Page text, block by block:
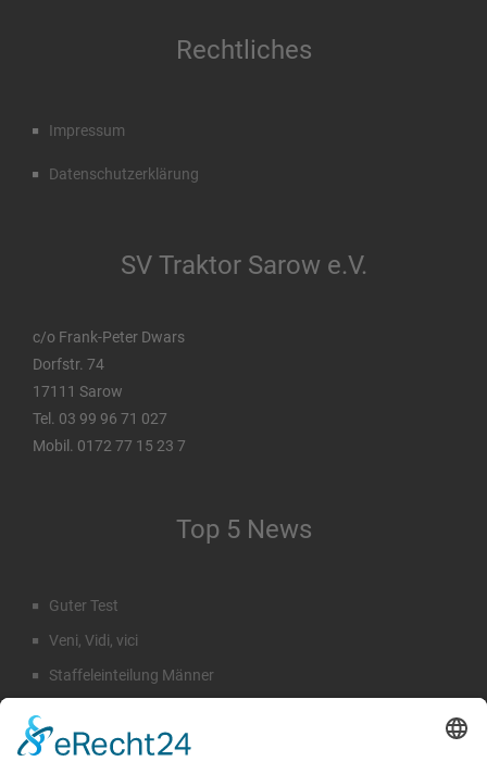
Rechtliches
Impressum
Datenschutzerklärung
SV Traktor Sarow e.V.
c/o Frank-Peter Dwars
Dorfstr. 74
17111 Sarow
Tel. 03 99 96 71 027
Mobil. 0172 77 15 23 7
Top 5 News
Guter Test
Veni, Vidi, vici
Staffeleinteilung Männer
Emil Hahn